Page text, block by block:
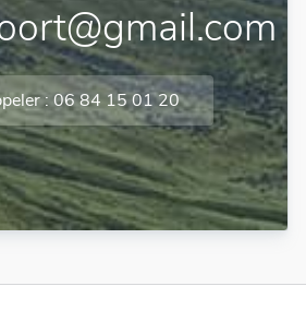
: 06 84 15 01 20